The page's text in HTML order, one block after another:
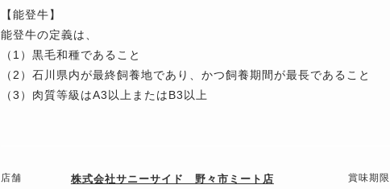
【能登牛】
能登牛の定義は、
（1）黒毛和種であること
（2）石川県内が最終飼養地であり、かつ飼養期間が最長であること
（3）肉質等級はA3以上またはB3以上
店舗 株式会社サニーサイド 野々市ミート店 賞味期限